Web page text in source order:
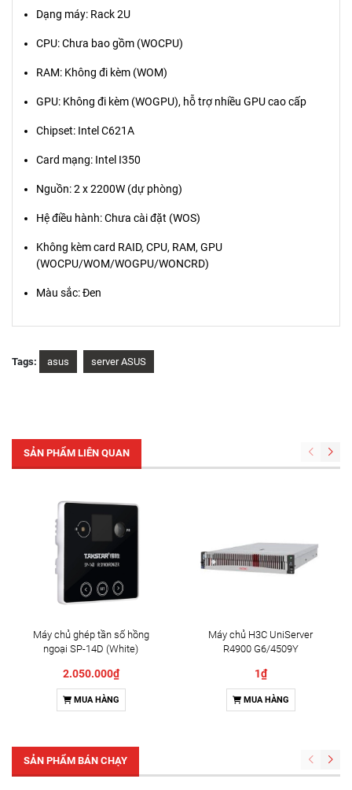
Dạng máy: Rack 2U
CPU: Chưa bao gồm (WOCPU)
RAM: Không đi kèm (WOM)
GPU: Không đi kèm (WOGPU), hỗ trợ nhiều GPU cao cấp
Chipset: Intel C621A
Card mạng: Intel I350
Nguồn: 2 x 2200W (dự phòng)
Hệ điều hành: Chưa cài đặt (WOS)
Không kèm card RAID, CPU, RAM, GPU
(WOCPU/WOM/WOGPU/WONCRD)
Màu sắc: Đen
Tags: asus server ASUS
SẢN PHẨM LIÊN QUAN
Máy chủ ghép tần số hồng
ngoại SP-14D (White)
2.050.000₫
MUA HÀNG
Máy chủ H3C UniServer
R4900 G6/4509Y
1₫
MUA HÀNG
SẢN PHẨM BÁN CHẠY